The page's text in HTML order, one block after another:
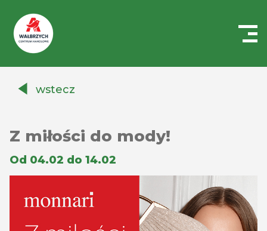
Auchanwstecz
Z miłości do mody!
Od 04.02 do 14.02